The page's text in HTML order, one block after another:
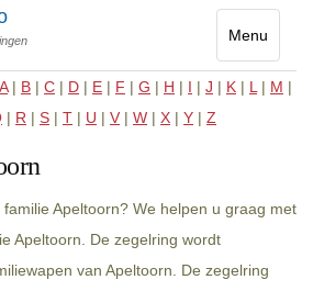
Menu
Toggle
A| B | C | D | E | F | G | H | I | J | K | L | M |
| R | S | T | U | V | W | X | Y | Z
Apeltoorn? We helpen u graag met
Apeltoorn. De zegelring wordt
van Apeltoorn. De zegelring